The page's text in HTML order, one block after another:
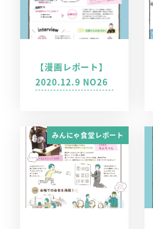
【漫画レポート】
2020.12.9 NO26
みんにゃ食堂レポート